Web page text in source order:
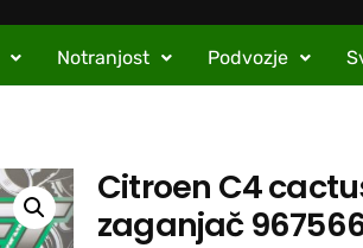
Notranjost Podvozje
Citroen C4
zaganjač